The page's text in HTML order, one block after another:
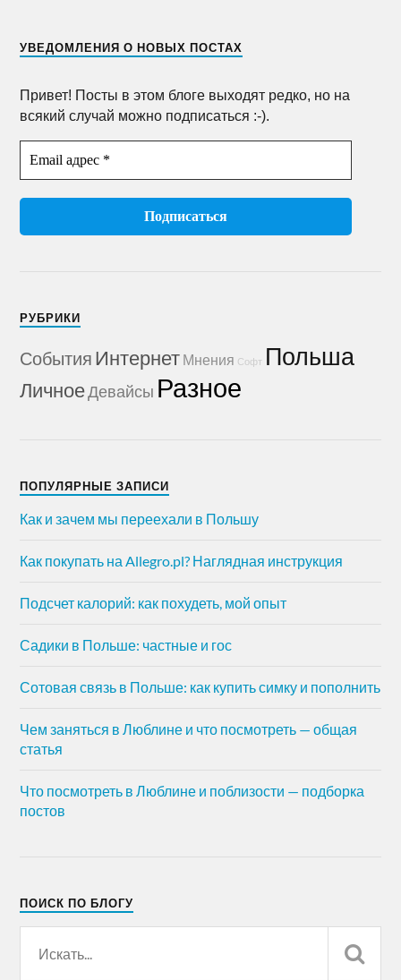
УВЕДОМЛЕНИЯ О НОВЫХ ПОСТАХ
Привет! Посты в этом блоге выходят редко, но на
всякий случай можно подписаться :-).
РУБРИКИ
События Интернет Мнения Софт Польша
ЛичноеДевайсы Разное
ПОПУЛЯРНЫЕ ЗАПИСИ
Как и зачем мы переехали в Польшу
Как покупать на Allegro.pl? Наглядная инструкция
Подсчет калорий: как похудеть, мой опыт
Садики в Польше: частные и гос
Сотовая связь в Польше: как купить симку и пополнить
Чем заняться в Люблине и что посмотреть — общая
статья
Что посмотреть в Люблине и поблизости — подборка
постов
ПОИСК ПО БЛОГУ